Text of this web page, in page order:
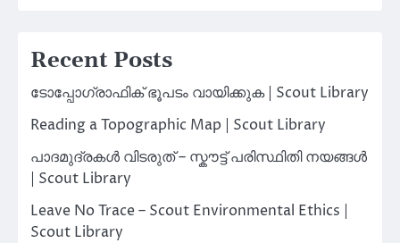
Recent Posts
ടോപ്പോഗ്രാഫിക് ഭൂപടം വായിക്കുക | Scout Library
Reading a Topographic Map | Scout Library
പാദമുദ്രകൾ വിടരുത് – സ്കൗട്ട് പരിസ്ഥിതി നയങ്ങൾ
| Scout Library
Leave No Trace – Scout Environmental Ethics |
Scout Library